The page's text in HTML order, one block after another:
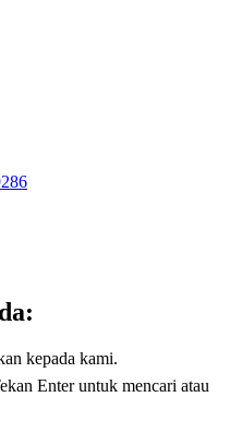
kepada kami.
Enter untuk mencari atau